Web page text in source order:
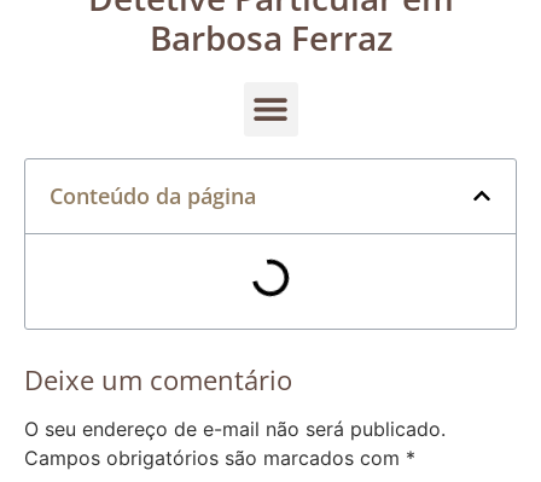
Barbosa Ferraz
Conteúdo da página
Deixe um comentário
O seu endereço de e-mail não será publicado.
Campos obrigatórios são marcados com *